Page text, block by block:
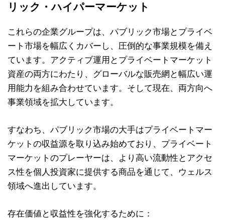
リック・ハイパーマーケット
これらの企業グループは、パブリック市場とプライベ
ート市場を幅広くカバーし、圧倒的な事業規模を備え
ています。アクティブ運用とプライベートマーケット
資産の両方にわたり、グローバルな販売網と幅広い運
用能力を組み合わせています。そして現在、両方向へ
事業領域を拡大しています。
すなわち、パブリック市場の大手はプライベートマー
ケットの収益源を取り込み始めており、プライベート
マーケットのプレーヤーは、より高い流動性とアクセ
ス性を個人投資家に提供する商品を通じて、ウェルス
領域へ進出しています。
存在価値と収益性を強化するために：